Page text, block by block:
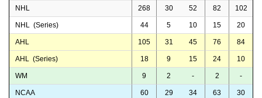
NHL 268 30 52 82 102
NHL (Series) 44 5 10 15 20
AHL 105 31 45 76 84
AHL (Series) 18 9 15 24 10
WM 9 2 - 2 -
NCAA 60 29 34 63 30